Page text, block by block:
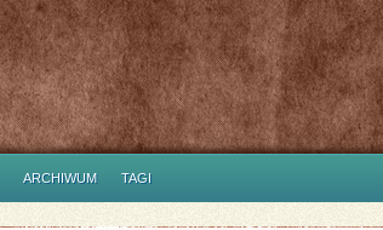
ARCHIWUM TAGI